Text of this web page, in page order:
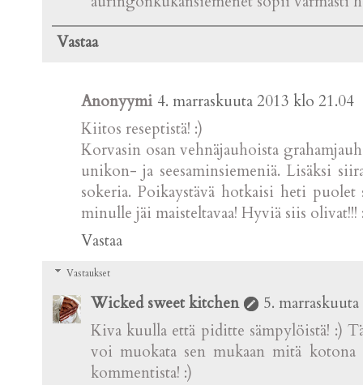
Vastaa
Anonyymi 4. marraskuuta 2013 klo 21.04
Kiitos reseptistä! :)
Korvasin osan vehnäjauhoista
unikon- ja seesaminsiemeniä. Lisäksi
sokeria. Poikaystävä hotkaisi heti
minulle jäi maisteltavaa! Hyviä siis olivat!!!
Vastaa
Vastaukset
Wicked sweet kitchen
5.
Kiva kuulla että piditte sämpylöistä! :)
voi muokata sen mukaan mitä
kommentista! :)